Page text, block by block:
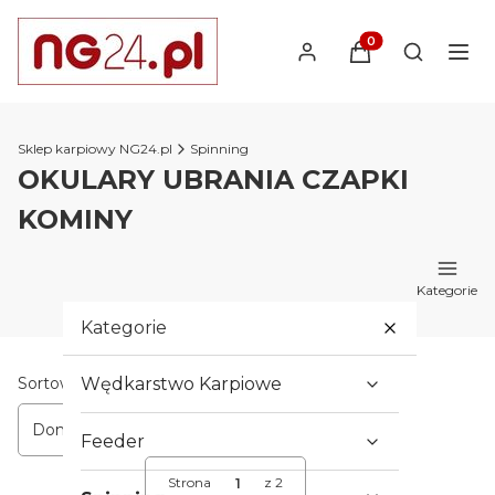
Produkty w
Otwórz
Sklep karpiowy NG24.pl Spinning
OKULARY UBRANIA CZAPKI
KOMINY
Kategorie
Kategorie
Wędkarstwo Karpiowe
Feeder
Lista produktów
Sortowanie:
Domyślne
Strona z 2